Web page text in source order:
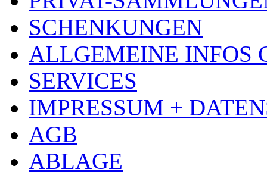
SCHENKUNGEN
ALLGEMEINE INFOS
SERVICES
IMPRESSUM +
AGB
ABLAGE